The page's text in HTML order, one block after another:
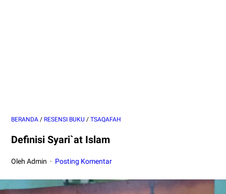
BERANDA / RESENSI BUKU / TSAQAFAH
Definisi Syari`at Islam
Oleh Admin Posting Komentar